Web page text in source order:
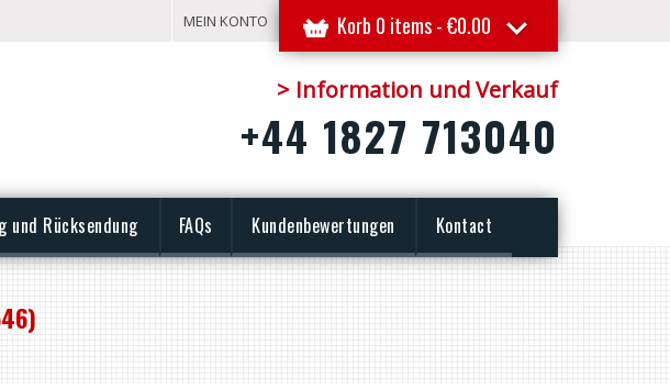
Korb 0 items -€0.00
MEIN KONTO
> Information und Verkauf
+44 1827 713040
und Rücksendung FAQs Kundenbewertungen Kontact